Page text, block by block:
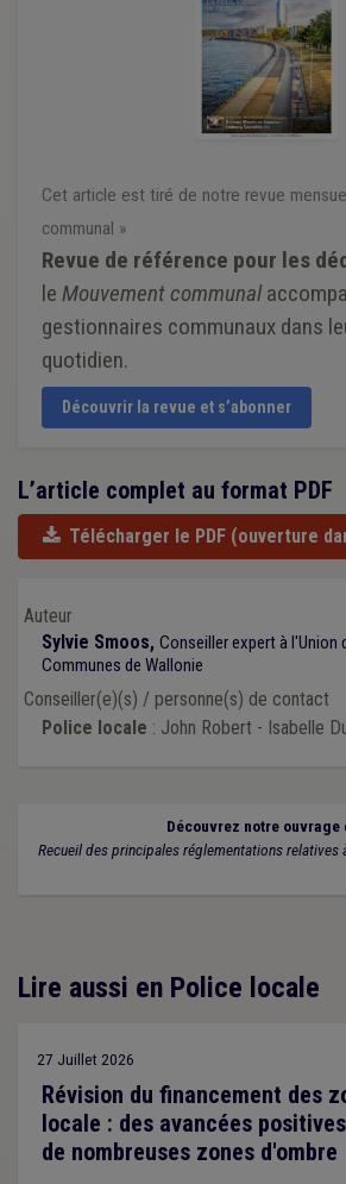
Cet article est tiré de notre revue
communal »
Revue de référence pour les
le Mouvement communal
gestionnaires communaux dans
quotidien.
Découvrir la revue et s’abonner
L’article complet au format PDF
Télécharger le PDF (ouverture
Auteur
Sylvie Smoos, Conseiller expert à l'Union
Communes de Wallonie
Conseiller(e)(s) / personne(s) de contact
Police locale : John Robert - Isabelle
Découvrez notre
Recueil des principales réglementations relatives
Lire aussi en Police locale
27 Juillet 2026
Révision du financement des
locale : des avancées
de nombreuses zones d'ombre